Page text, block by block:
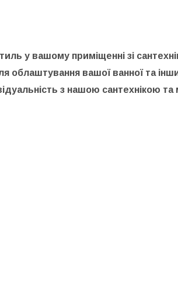
у вашому приміщенні зі
облаштування вашої ванної та
з нашою сантехнікою